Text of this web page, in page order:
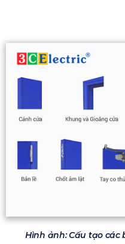
Hình ảnh: Cấu tạo các